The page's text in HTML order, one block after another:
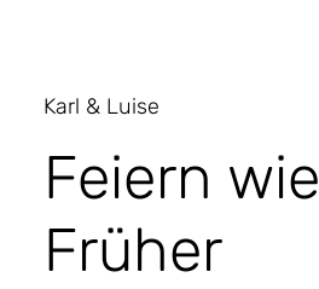
Karl & Luise
Feiern wie
Früher